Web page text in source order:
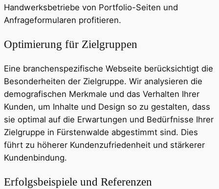
Handwerksbetriebe von Portfolio-Seiten und
Anfrageformularen profitieren.
Optimierung für Zielgruppen
Eine branchenspezifische Webseite berücksichtigt die
Besonderheiten der Zielgruppe. Wir analysieren die
demografischen Merkmale und das Verhalten Ihrer
Kunden, um Inhalte und Design so zu gestalten, dass
sie optimal auf die Erwartungen und Bedürfnisse Ihrer
Zielgruppe in Fürstenwalde abgestimmt sind. Dies
führt zu höherer Kundenzufriedenheit und stärkerer
Kundenbindung.
Erfolgsbeispiele und Referenzen